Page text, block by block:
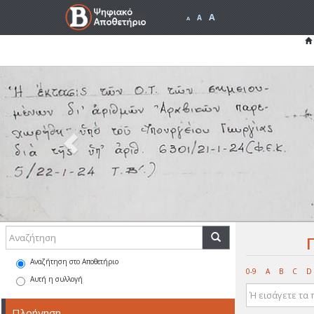
A A A
0-9 A B C D
Αναζήτηση στο Αποθετήριο
Αυτή η συλλογή